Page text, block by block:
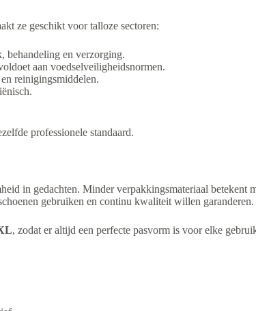
ze geschikt voor talloze sectoren:
behandeling en verzorging.
aan voedselveiligheidsnormen.
reinigingsmiddelen.
professionele standaard.
in gedachten. Minder verpakkingsmateriaal betekent
gebruiken en continu kwaliteit willen garanderen.
, zodat er altijd een perfecte pasvorm is voor elke